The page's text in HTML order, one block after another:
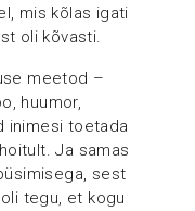
mis kõlas igati
oli kõvasti.
meetod –
huumor,
inimesi toetada
Ja samas
sest
tegu, et kogu